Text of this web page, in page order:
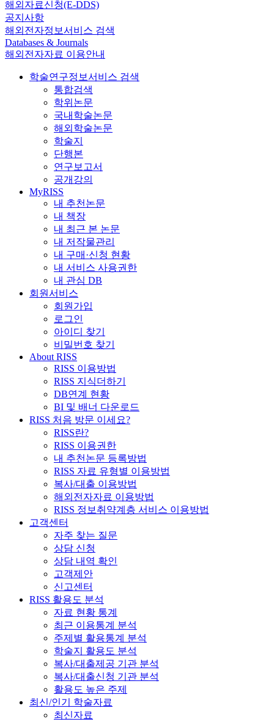
해외자료신청(E-DDS)
공지사항
해외전자정보서비스 검색
Databases & Journals
해외전자자료 이용안내
학술연구정보서비스 검색
통합검색
학위논문
국내학술논문
해외학술논문
학술지
단행본
연구보고서
공개강의
MyRISS
내 추천논문
내 책장
내 최근 본 논문
내 저작물관리
내 구매·신청 현황
내 서비스 사용권한
내 관심 DB
회원서비스
회원가입
로그인
아이디 찾기
비밀번호 찾기
About RISS
RISS 이용방법
RISS 지식더하기
DB연계 현황
BI 및 배너 다운로드
RISS 처음 방문 이세요?
RISS란?
RISS 이용권한
내 추천논문 등록방법
RISS 자료 유형별 이용방법
복사/대출 이용방법
해외전자자료 이용방법
RISS 정보취약계층 서비스 이용방법
고객센터
자주 찾는 질문
상담 신청
상담 내역 확인
고객제안
신고센터
RISS 활용도 분석
자료 현황 통계
최근 이용통계 분석
주제별 활용통계 분석
학술지 활용도 분석
복사/대출제공 기관 분석
복사/대출신청 기관 분석
활용도 높은 주제
최신/인기 학술자료
최신자료